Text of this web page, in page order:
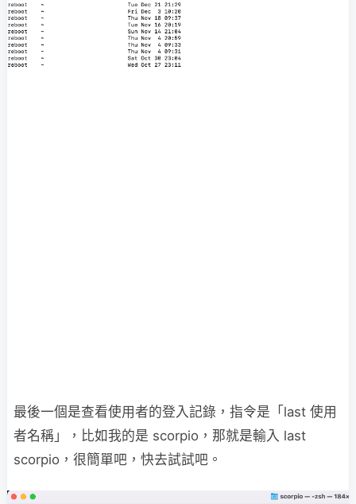
最後一個是查看使用者的登入記錄，指令是「last 使用
者名稱」，比如我的是 scorpio，那就是輸入 last
scorpio，很簡單吧，快去試試吧。